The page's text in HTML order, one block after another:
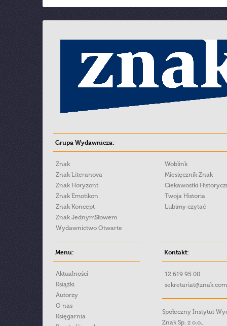
Grupa Wydawnicza:
Znak
Znak Literanova
Znak Horyzont
Znak Emotikon
Znak Koncept
Znak JednymSłowem
Wydawnictwo Otwarte
Woblink
Miesięcznik Znak
Ciekawostki
Twoja Historia
Lubimy czytać
Menu:
Aktualności
Książki
Autorzy
O nas
Księgarnia
Kontakt:
12 619 95 00
Społeczny Instytut
Znak Sp. z o.o.,